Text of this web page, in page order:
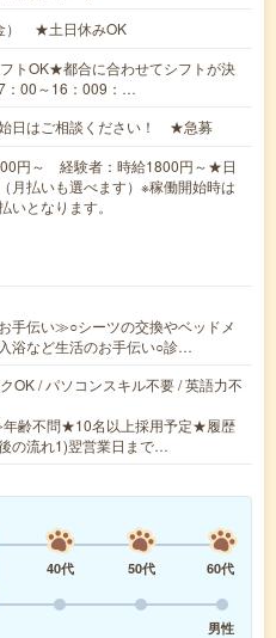
） ★土日休みOK
トOK★都合に合わせてシフトが決
：00～16：009：…
日はご相談ください！ ★急募
円～ 経験者：時給1800円～★日
月払いも選べます）※稼働開始時は
いとなります。
手伝い≫○シーツの交換やベッドメ
浴など生活のお手伝い○診…
OK / パソコンスキル不要 / 英語力不
齢不問★10名以上採用予定★履歴
の流れ1)翌営業日まで…
40代 50代
60代
男性